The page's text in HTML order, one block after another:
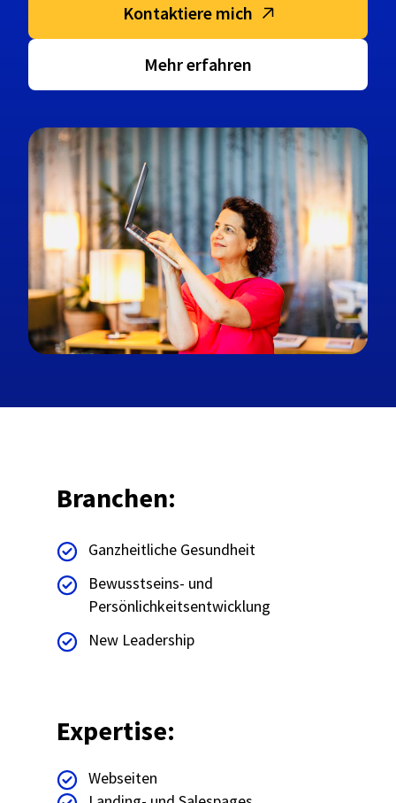
Kontaktiere mich
Mehr erfahren
Branchen:
Ganzheitliche Gesundheit
Bewusstseins- und
Persönlichkeitsentwicklung
New Leadership
Expertise:
Webseiten